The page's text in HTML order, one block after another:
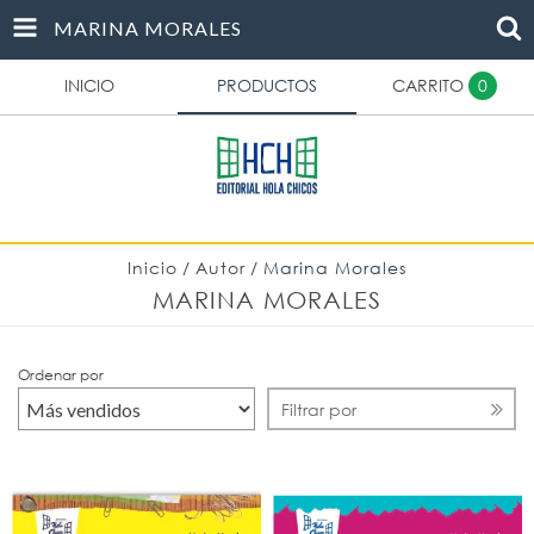
MARINA MORALES
INICIO PRODUCTOS CARRITO 0
Inicio / Autor / Marina Morales
MARINA MORALES
Ordenar por
Filtrar por